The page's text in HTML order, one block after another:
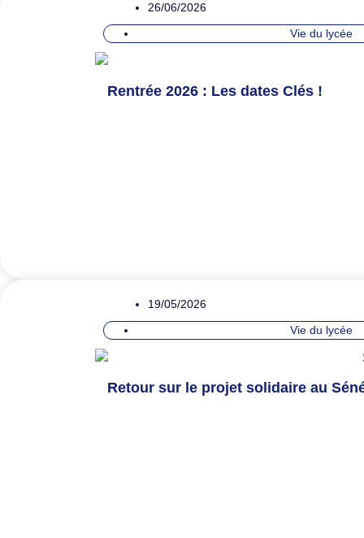
26/06/2026
Vie du lycée
Rentrée 2026 : Les dates Clés !
19/05/2026
Vie du lycée
Retour sur le projet solidaire au